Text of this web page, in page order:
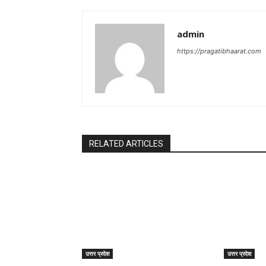
admin
https://pragatibhaarat.com
RELATED ARTICLES
उत्तर प्रदेश उत्तर प्रदेश